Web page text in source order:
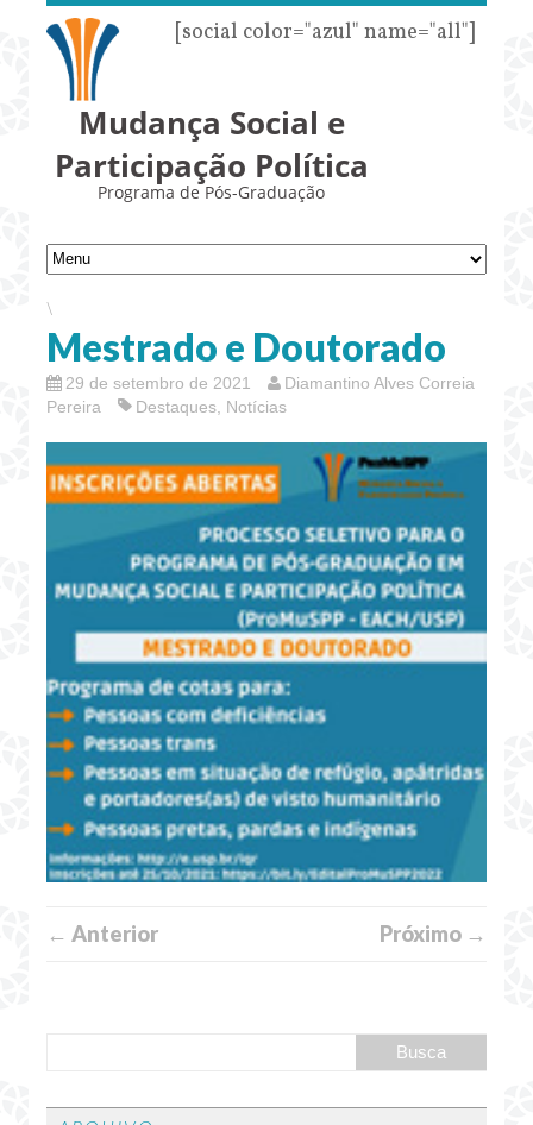
[social color="azul" name="all"]
Mudança Social e
Participação Política
Programa de Pós-Graduação
\
Mestrado e Doutorado
29 de setembro de 2021
Diamantino Alves Correia
Pereira
Destaques Notícias
← Anterior Próximo →